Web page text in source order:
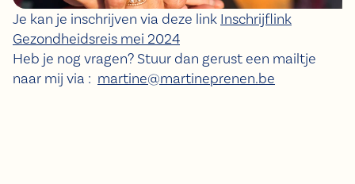
Je kan je inschrijven via deze link Inschrijflink
Gezondheidsreis mei 2024
Heb je nog vragen? Stuur dan gerust een mailtje
naar mij via : martine@martineprenen.be